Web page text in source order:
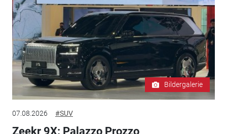
Bildergalerie
07.08.2026 #SUV
Zeekr 9X: Palazzo Prozzo